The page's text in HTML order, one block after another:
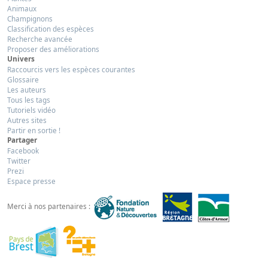
Animaux
Champignons
Classification des espèces
Recherche avancée
Proposer des améliorations
Univers
Raccourcis vers les espèces courantes
Glossaire
Les auteurs
Tous les tags
Tutoriels vidéo
Autres sites
Partir en sortie !
Partager
Facebook
Twitter
Prezi
Espace presse
Merci à nos partenaires :